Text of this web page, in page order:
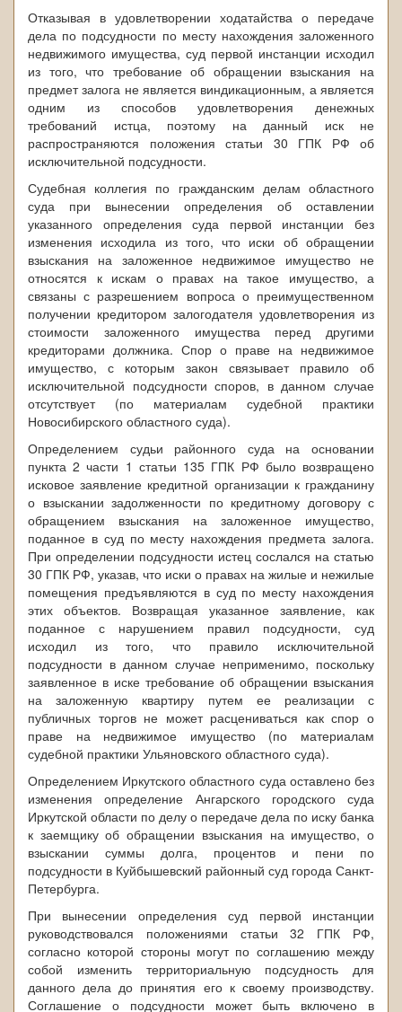
Отказывая в удовлетворении ходатайства о передаче
дела по подсудности по месту нахождения заложенного
недвижимого имущества, суд первой инстанции исходил
из того, что требование об обращении взыскания на
предмет залога не является виндикационным, а является
одним из способов удовлетворения денежных
требований истца, поэтому на данный иск не
распространяются положения статьи 30 ГПК РФ об
исключительной подсудности.
Судебная коллегия по гражданским делам областного
суда при вынесении определения об оставлении
указанного определения суда первой инстанции без
изменения исходила из того, что иски об обращении
взыскания на заложенное недвижимое имущество не
относятся к искам о правах на такое имущество, а
связаны с разрешением вопроса о преимущественном
получении кредитором залогодателя удовлетворения из
стоимости заложенного имущества перед другими
кредиторами должника. Спор о праве на недвижимое
имущество, с которым закон связывает правило об
исключительной подсудности споров, в данном случае
отсутствует (по материалам судебной практики
Новосибирского областного суда).
Определением судьи районного суда на основании
пункта 2 части 1 статьи 135 ГПК РФ было возвращено
исковое заявление кредитной организации к гражданину
о взыскании задолженности по кредитному договору с
обращением взыскания на заложенное имущество,
поданное в суд по месту нахождения предмета залога.
При определении подсудности истец сослался на статью
30 ГПК РФ, указав, что иски о правах на жилые и нежилые
помещения предъявляются в суд по месту нахождения
этих объектов. Возвращая указанное заявление, как
поданное с нарушением правил подсудности, суд
исходил из того, что правило исключительной
подсудности в данном случае неприменимо, поскольку
заявленное в иске требование об обращении взыскания
на заложенную квартиру путем ее реализации с
публичных торгов не может расцениваться как спор о
праве на недвижимое имущество (по материалам
судебной практики Ульяновского областного суда).
Определением Иркутского областного суда оставлено без
изменения определение Ангарского городского суда
Иркутской области по делу о передаче дела по иску банка
к заемщику об обращении взыскания на имущество, о
взыскании суммы долга, процентов и пени по
подсудности в Куйбышевский районный суд города Санкт-
Петербурга.
При вынесении определения суд первой инстанции
руководствовался положениями статьи 32 ГПК РФ,
согласно которой стороны могут по соглашению между
собой изменить территориальную подсудность для
данного дела до принятия его к своему производству.
Соглашение о подсудности может быть включено в